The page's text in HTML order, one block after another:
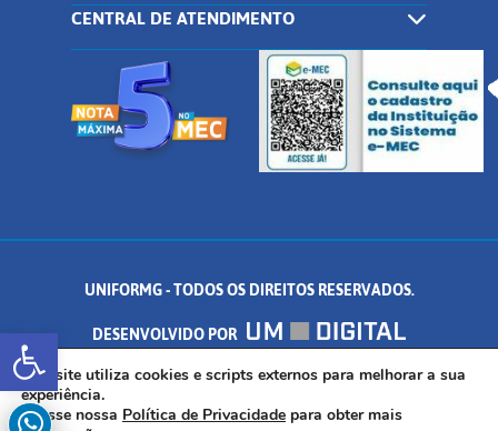
Abrir a barra de ferramentas
CENTRAL DE ATENDIMENTO
UNIFORMG - TODOS OS DIREITOS RESERVADOS.
DESENVOLVIDO POR
AV. DR. ARNALDO DE SENNA, 328 - PALMEIRAS, FORMIGA/MG - CEP:
35.574.530
Este site utiliza cookies e scripts externos para melhorar a sua
experiência.
Acesse nossa Política de Privacidade para obter mais